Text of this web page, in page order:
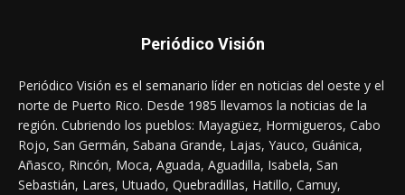
Periódico Visión
Periódico Visión es el semanario líder en noticias del oeste y el
norte de Puerto Rico. Desde 1985 llevamos la noticias de la
región. Cubriendo los pueblos: Mayagüez, Hormigueros, Cabo
Rojo, San Germán, Sabana Grande, Lajas, Yauco, Guánica,
Añasco, Rincón, Moca, Aguada, Aguadilla, Isabela, San
Sebastián, Lares, Utuado, Quebradillas, Hatillo, Camuy,